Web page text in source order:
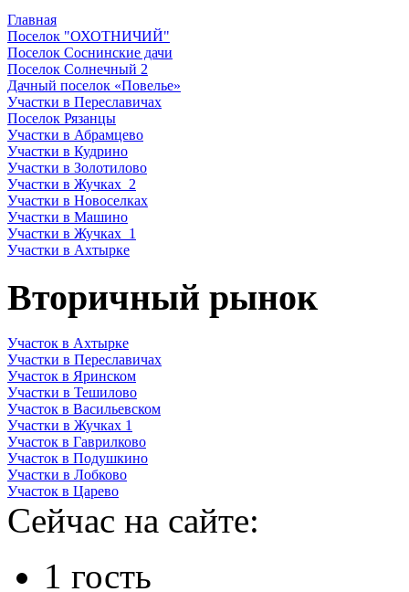
Главная
Поселок "ОХОТНИЧИЙ"
Поселок Соснинские дачи
Поселок Солнечный 2
Дачный поселок «Повелье»
Участки в Переславичах
Поселок Рязанцы
Участки в Абрамцево
Участки в Кудрино
Участки в Золотилово
Участки в Жучках_2
Участки в Новоселках
Участки в Машино
Участки в Жучках_1
Участки в Ахтырке
Вторичный рынок
Участок в Ахтырке
Участки в Переславичах
Участок в Яринском
Участки в Тешилово
Участок в Васильевском
Участки в Жучках 1
Участок в Гаврилково
Участок в Подушкино
Участки в Лобково
Участок в Царево
Сейчас на сайте:
1 гость